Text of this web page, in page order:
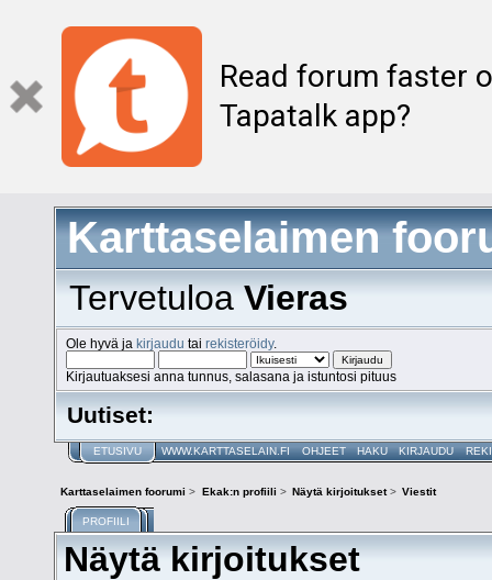
Read forum faster
Tapatalk app?
Karttaselaimen
TervetuloaVieras
Ole hyvä jakirjaudu tairekisteröidy.
Kirjautuaksesi anna tunnus, salasana ja istuntosi pituus
Uutiset:
ETUSIVU WWW.KARTTASELAIN.FI OHJEET HAKU KIRJAUDU
Karttaselaimen foorumi > Ekak:n profiili > Näytä kirjoitukset> Viestit
PROFIILI
Näytä kirjoitukset